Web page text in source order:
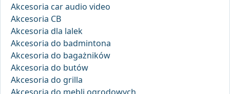
Akcesoria car audio video
Akcesoria CB
Akcesoria dla lalek
Akcesoria do badmintona
Akcesoria do bagażników
Akcesoria do butów
Akcesoria do grilla
Akcesoria do mebli ogrodowych